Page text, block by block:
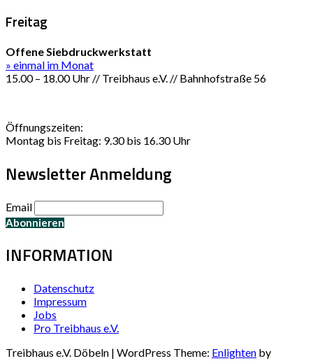
Freitag
Offene Siebdruckwerkstatt
» einmal im Monat
15.00 – 18.00 Uhr // Treibhaus e.V. // Bahnhofstraße 56
Öffnungszeiten:
Montag bis Freitag: 9.30 bis 16.30 Uhr
Newsletter Anmeldung
Email
INFORMATION
Datenschutz
Impressum
Jobs
Pro Treibhaus e.V.
Treibhaus e.V. Döbeln | WordPress Theme: Enlighten by